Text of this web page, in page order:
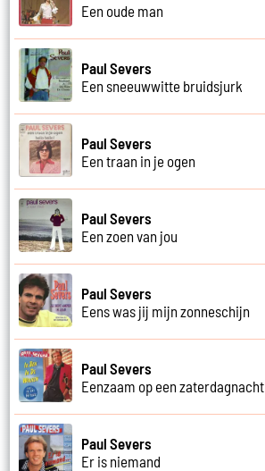
Een oude man
Paul Severs
Een sneeuwwitte bruidsjurk
Paul Severs
Een traan in je ogen
Paul Severs
Een zoen van jou
Paul Severs
Eens was jij mijn zonneschijn
Paul Severs
Eenzaam op een zaterdagnacht
Paul Severs
Er is niemand